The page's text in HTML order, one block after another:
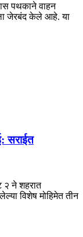
पथकाने वाहन
जेरबंद केले आहे. या
सराईत
२ ने शहरात
विशेष मोहिमेत तीन